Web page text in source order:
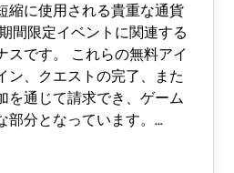
縮に使用される貴重な通貨
間限定イベントに関連する
スです。 これらの無料アイ
ン、クエストの完了、また
を通じて請求でき、ゲーム
部分となっています。…